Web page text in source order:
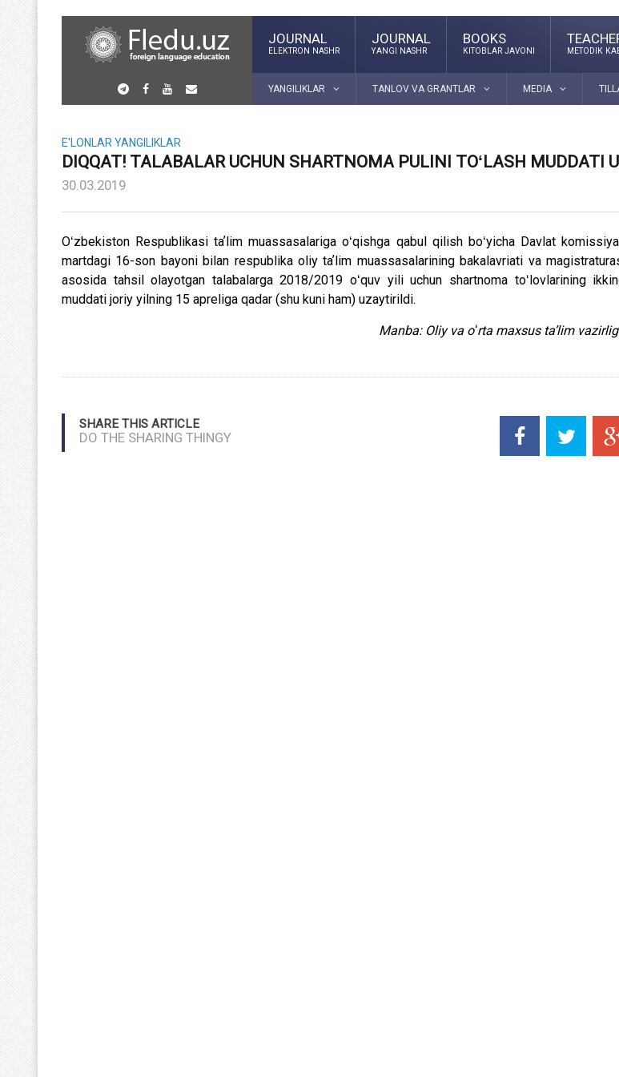
JOURNAL
ELEKTRON NASHR
JOURNAL
YANGI NASHR
BOOKS
KITOBLAR JAVONI METODIK
YANGILIKLAR TANLOV VA GRANTLAR MEDIA
E'LONLAR YANGILIKLAR
DIQQAT! TALABALAR UCHUN SHARTNOMA PULINI TOʻLASH MUDDATI
30.03.2019
Oʻzbekiston Respublikasi taʼlim muassasalariga oʻqishga qabul qilish boʻyicha Davlat
martdagi 16-son bayoni bilan respublika oliy taʼlim muassasalarining bakalavriati va
asosida tahsil olayotgan talabalarga 2018/2019 oʻquv yili uchun shartnoma toʻlovlarining
muddati joriy yilning 15 apreliga qadar (shu kuni ham) uzaytirildi.
Manba: Oliy va oʻrta maxsus taʼlim
SHARE THIS ARTICLE
DO THE SHARING THINGY